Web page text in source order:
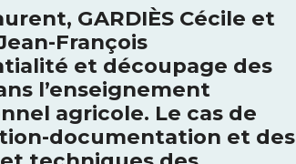
GARDIÈS Cécile et
François
et découpage des
l’enseignement
agricole. Le cas de
documentation et des